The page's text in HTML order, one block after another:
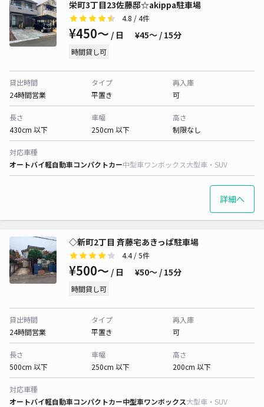
栄町3丁目23佐藤邸☆akippa駐車場
4.8 / 4件
¥450〜 / 日 ¥45〜 / 15分
時間貸し可
貸出時間
24時間営業
タイプ
平置き
再入庫
可
長さ
430cm 以下
車幅
250cm 以下
高さ
制限なし
対応車種
オートバイ軽自動車コンパクトカー中型車ワンボックス大型車・SUV
詳細へ
◇新町2丁目 斉藤宅あきっぱ駐車場
4.4/ 5件
¥500〜 / 日 ¥50〜 / 15分
時間貸し可
貸出時間
24時間営業
タイプ
平置き
再入庫
可
長さ
500cm 以下
車幅
250cm 以下
高さ
200cm 以下
対応車種
オートバイ軽自動車コンパクトカー中型車ワンボックス大型車・SUV